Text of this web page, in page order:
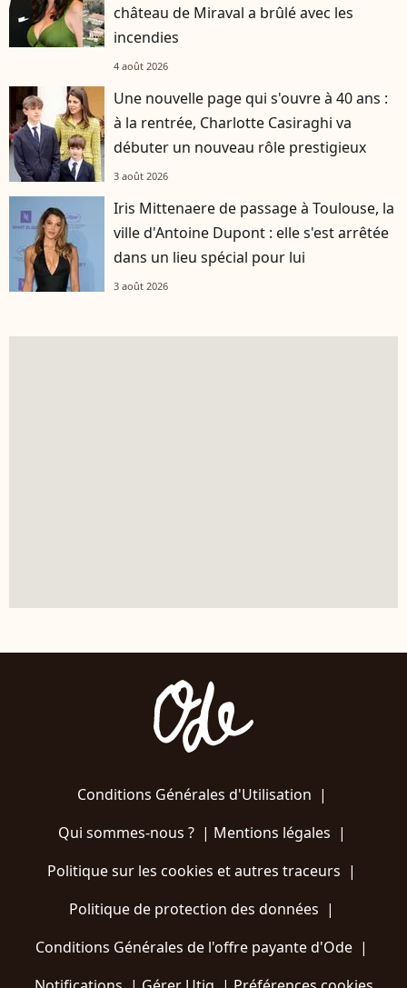
château de Miraval a brûlé avec les
incendies
4 août 2026
Une nouvelle page qui s'ouvre à 40 ans :
à la rentrée, Charlotte Casiraghi va
débuter un nouveau rôle prestigieux
3 août 2026
Iris Mittenaere de passage à Toulouse, la
ville d'Antoine Dupont : elle s'est arrêtée
dans un lieu spécial pour lui
3 août 2026
Conditions Générales d'Utilisation |
Qui sommes-nous ?| Mentions légales |
Politique sur les cookies et autres traceurs |
Politique de protection des données |
Conditions Générales de l'offre payante d'Ode |